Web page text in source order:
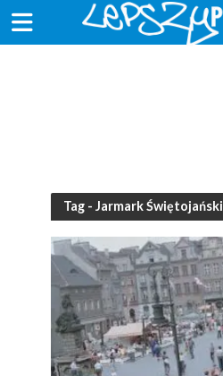
Tag - Jarmark Świętojański